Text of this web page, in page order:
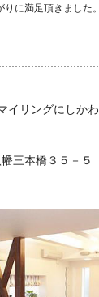
に満足頂きました。
イリングにしかわ
三本橋３５－５